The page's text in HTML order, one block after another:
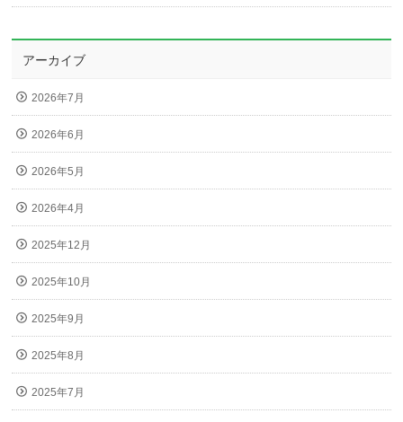
アーカイブ
2026年7月
2026年6月
2026年5月
2026年4月
2025年12月
2025年10月
2025年9月
2025年8月
2025年7月